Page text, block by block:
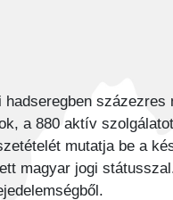
százezres
a 880 aktív
mutatja be a
magyar jogi